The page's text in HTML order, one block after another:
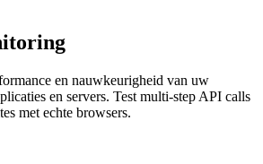
en nauwkeurigheid van uw
en servers. Test multi-step API calls
met echte browsers.